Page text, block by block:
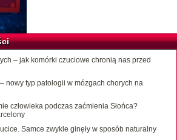
– jak komórki czuciowe chronią nas przed
nowy typ patologii w mózgach chorych na
człowieka podczas zaćmienia Słońca?
Samce zwykle ginęły w sposób naturalny